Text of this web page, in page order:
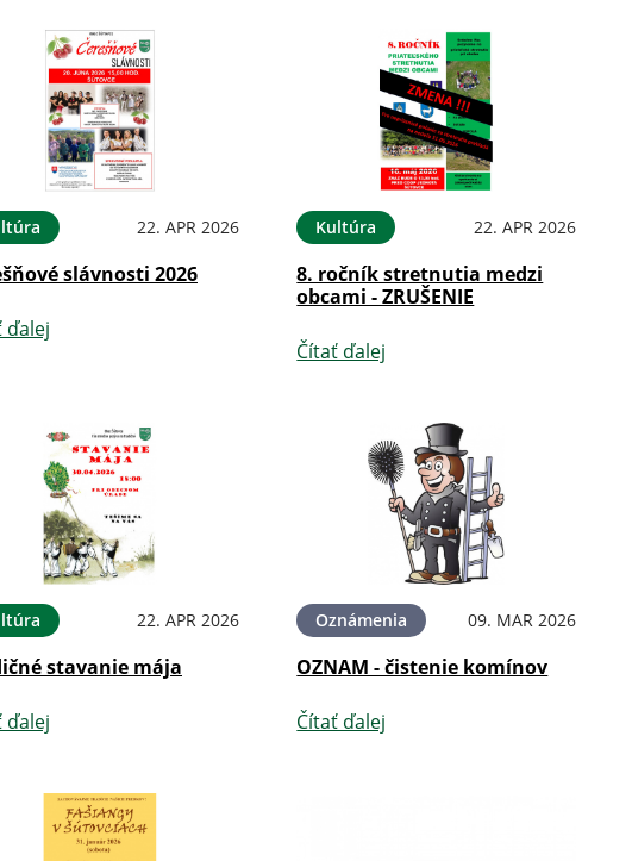
22. APR 2026
slávnosti 2026
ďalej
Kultúra 22. APR 2026
8. ročník stretnutia medzi
obcami - ZRUŠENIE
Čítať ďalej
22. APR 2026
stavanie mája
ďalej
Oznámenia 09. MAR 2026
OZNAM - čistenie komínov
Čítať ďalej